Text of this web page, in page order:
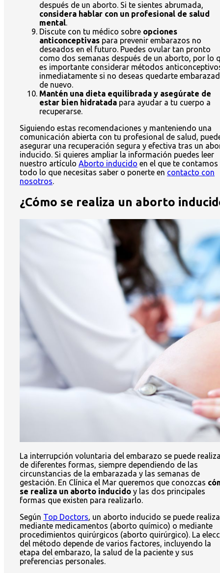
después de un aborto. Si te sientes abrumada,
considera hablar con un profesional de salud
mental.
Discute con tu médico sobre opciones
anticonceptivas para prevenir embarazos no
deseados en el futuro. Puedes ovular tan pronto
como dos semanas después de un aborto, por lo
es importante considerar métodos
inmediatamente si no deseas quedarte
de nuevo.
Mantén una dieta equilibrada y asegúrate de
estar bien hidratada para ayudar a tu cuerpo a
recuperarse.
Siguiendo estas recomendaciones y manteniendo una
comunicación abierta con tu profesional de salud,
asegurar una recuperación segura y efectiva tras un
inducido. Si quieres ampliar la información puedes leer
nuestro artículo Aborto inducido en el que te contamos
todo lo que necesitas saber o ponerte en contacto con
nosotros.
¿Cómo se realiza un aborto
La interrupción voluntaria del embarazo se puede
de diferentes formas, siempre dependiendo de las
circunstancias de la embarazada y las semanas de
gestación. En Clínica el Mar queremos que conozcas
se realiza un aborto inducido y las dos principales
formas que existen para realizarlo.
Según Top Doctors, un aborto inducido se puede
mediante medicamentos (aborto químico) o mediante
procedimientos quirúrgicos (aborto quirúrgico). La
del método depende de varios factores, incluyendo la
etapa del embarazo, la salud de la paciente y sus
preferencias personales.